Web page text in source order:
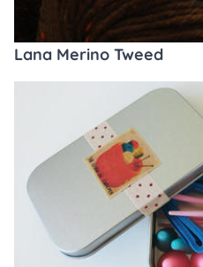
Lana Merino Tweed